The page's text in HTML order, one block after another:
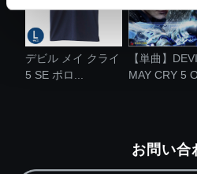
デビル メイ クライ
5 SE ポロ...
【単曲】
MAY CRY 5
お問い合